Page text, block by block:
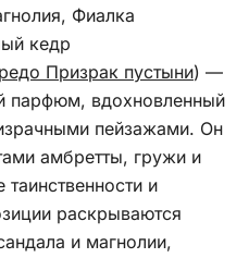
Фиалка
кедр
Призрак пустыни) —
парфюм, вдохновленный
пейзажами. Он
амбретты, гружи и
и
раскрываются
и магнолии,